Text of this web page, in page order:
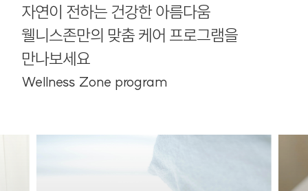
자연이 전하는 건강한 아름다움
웰니스존만의 맞춤 케어 프로그램을
만나보세요
Wellness Zone program